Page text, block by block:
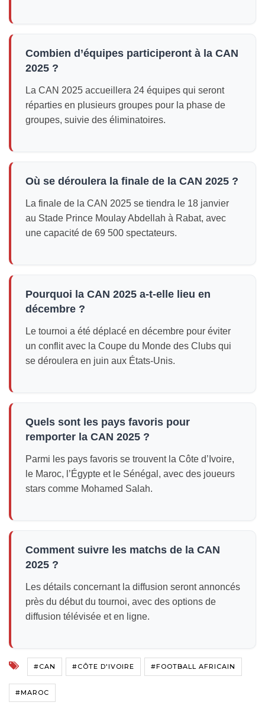
Combien d’équipes participeront à la CAN
2025 ?
La CAN 2025 accueillera 24 équipes qui seront
réparties en plusieurs groupes pour la phase de
groupes, suivie des éliminatoires.
Où se déroulera la finale de la CAN 2025 ?
La finale de la CAN 2025 se tiendra le 18 janvier
au Stade Prince Moulay Abdellah à Rabat, avec
une capacité de 69 500 spectateurs.
Pourquoi la CAN 2025 a-t-elle lieu en
décembre ?
Le tournoi a été déplacé en décembre pour éviter
un conflit avec la Coupe du Monde des Clubs qui
se déroulera en juin aux États-Unis.
Quels sont les pays favoris pour
remporter la CAN 2025 ?
Parmi les pays favoris se trouvent la Côte d’Ivoire,
le Maroc, l’Égypte et le Sénégal, avec des joueurs
stars comme Mohamed Salah.
Comment suivre les matchs de la CAN
2025 ?
Les détails concernant la diffusion seront annoncés
près du début du tournoi, avec des options de
diffusion télévisée et en ligne.
#CAN #CÔTE D'IVOIRE #FOOTBALL AFRICAIN
#MAROC